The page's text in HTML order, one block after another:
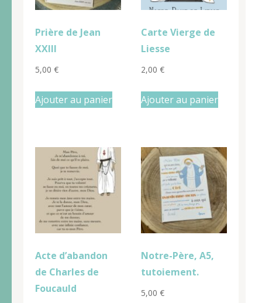
Prière de Jean
XXIII
5,00 €
Ajouter au panier
Carte Vierge de
Liesse
2,00 €
Ajouter au panier
Acte d’abandon
de Charles de
Foucauld
Notre-Père, A5,
tutoiement.
5,00 €